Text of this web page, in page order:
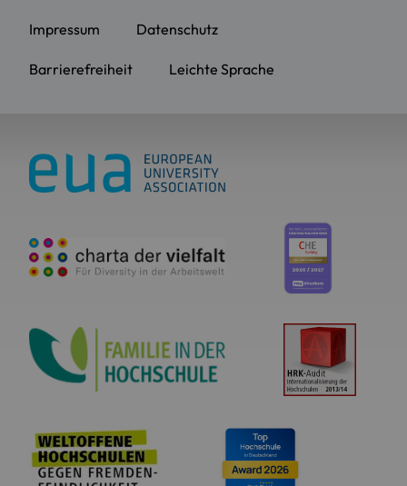
Impressum Datenschutz
Barrierefreiheit Leichte Sprache